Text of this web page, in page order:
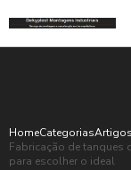
HomeCategoriasArtigos
Fabricação de tanques
para escolher o ideal